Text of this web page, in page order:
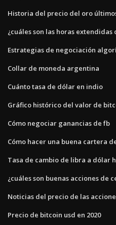
Historia del precio del oro
¿cuáles son las horas extendidas
Estrategias de negociación
Collar de moneda argentina
Cuánto tasa de dólar en indio
Gráfico histórico del valor de
Cómo negociar ganancias de fb
Cómo hacer una buena cartera
Tasa de cambio de libra a dólar
¿cuáles son buenas acciones de
Noticias del precio de las
Precio de bitcoin usd en 2020